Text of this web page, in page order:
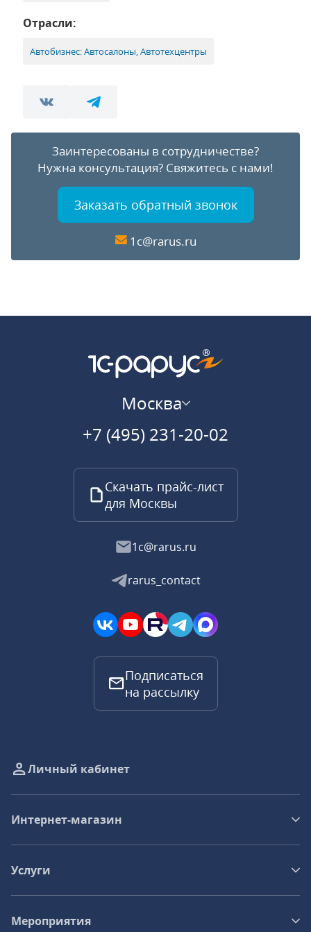
Отрасли:
Автобизнес: Автосалоны, Автотехцентры
Заинтересованы в сотрудничестве?
Нужна консультация? Свяжитесь с нами!
Заказать обратный звонок
1c@rarus.ru
Москва
+7 (495) 231-20-02
Скачать прайс-лист
для Москвы
1c@rarus.ru
rarus_contact
Подписаться
на рассылку
Личный кабинет
Интернет-магазин
Услуги
Мероприятия